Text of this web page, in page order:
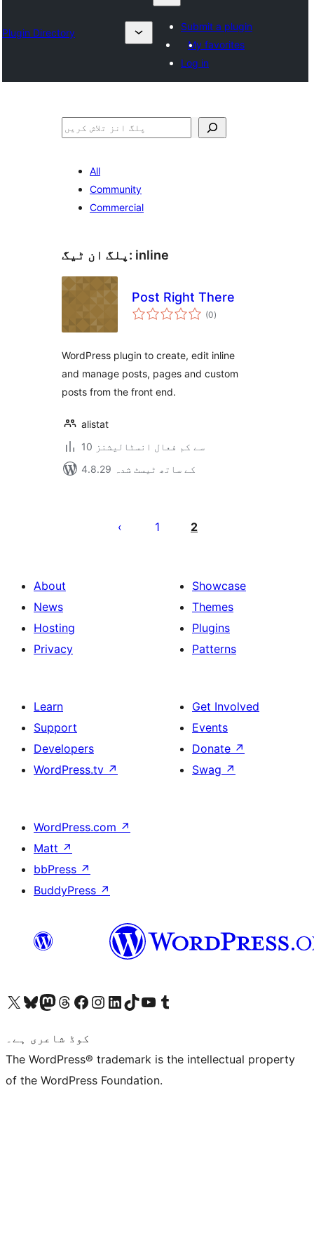
Plugin Directory
Submit a plugin
My favorites
Log in
تلاش
All
Community
Commercial
پلگ ان ٹیگ: inline
Post Right There
(0مجموعی
درجہ
)
WordPress plugin to create, edit inline
and manage posts, pages and custom
posts from the front end.
alistat
10 سے کم فعال انسٹالیشنز
4.8.29 کے ساتھ ٹیسٹ شدہ
pagination
1 2
About
News
Hosting
Privacy
Showcase
Themes
Plugins
Patterns
Learn
Support
Developers
WordPress.tv ↗
Get Involved
Events
Donate ↗
Swag ↗
WordPress.com ↗
Matt ↗
bbPress ↗
BuddyPress ↗
Visit our X (formerly Twitter) account
ہمارے بلیواسکائی اکاؤنٹ پر جائیں
Visit our Mastodon account
ہمارے ٹھریڈز اکاؤنٹ پر جائیں
Visit our Facebook page
Visit our Instagram account
Visit our LinkedIn account
ہمارے ٹک ٹاک اکاؤنٹ پر جائیں
Visit our YouTube channel
ہمارے ٹمبلر اکاؤنٹ پر جائیں
کوڈ شاعری ہے۔
The WordPress® trademark is the intellectual property
of the WordPress Foundation.